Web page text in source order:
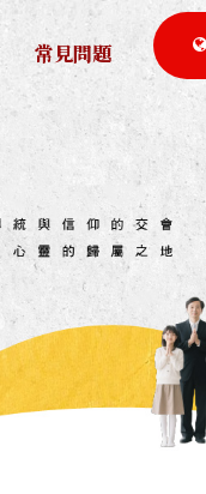
常見問題